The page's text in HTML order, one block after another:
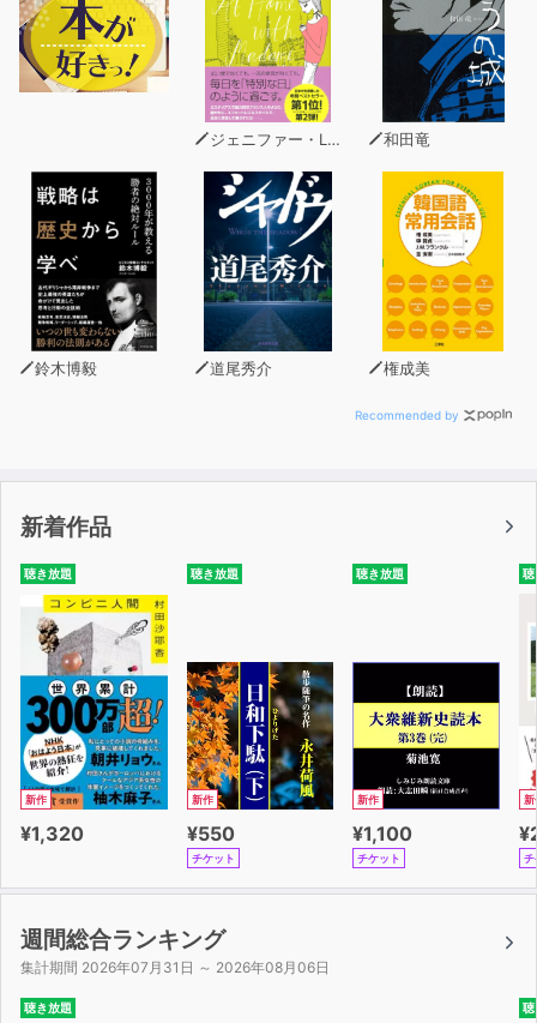
製糸工場の女工の弟と思しき若い酔漢が、工場の窓から身
を乗り出している姉に向かって、自分はいい子だと言って
ほしいと切々を訴える。その言葉は、苦しいくらいに太宰
を撃った・・・。 ※朗読音声は、2022年のAI技術に
基づく最新合成音声です（男声）。制作：しみじみ朗読文
ジェニファー・L・スコット 和田竜
鈴木博毅 道尾秀介 権成美
Recommended by
新着作品
聴き放題
新作
¥1,320
聴き放題
新作
¥550
チケット
聴き放題
新作
¥1,100
チケット
聴
新
チ
週間総合ランキング
集計期間 2026年07月31日 ～ 2026年08月06日
聴き放題 聴